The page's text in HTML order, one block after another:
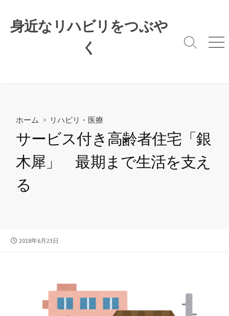
ス
身近なリハビリをつぶや
く
検
メ
ホーム > リハビリ・医療
サービス付き高齢者住宅「銀
木犀」 最期まで生活を支え
る
公
2018年6月23日